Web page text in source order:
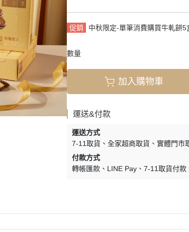
促銷 中秋限定-單筆消費購買牛軋餅5
數量
加入購物車
運送&付款
運送方式
7-11取貨
全家超商取貨 實體門市
付款方式
轉帳匯款
LINE Pay 7-11取貨付款